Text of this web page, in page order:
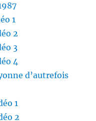
1
2
3
4
d’autrefois
1
2